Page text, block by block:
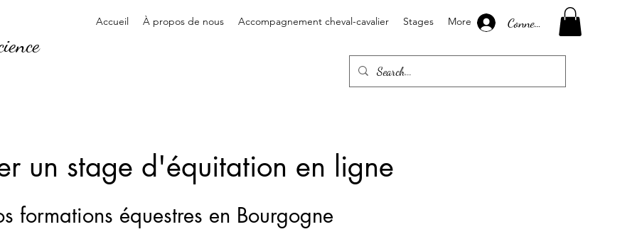
Accueil À propos de nous Accompagnement cheval-cavalier Stages More Connexion
un stage d'équitation en ligne
formations équestres en Bourgogne